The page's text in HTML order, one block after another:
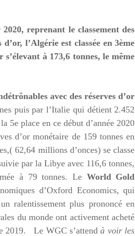
reprenant le classement des
l’Algérie est classée en 3ème
à 173,6 tonnes, le même
avec des réserves d’or
puis par l’Italie qui détient 2.452
5e place en ce début d’année 2020
d’or monétaire de 159 tonnes en
62,64 millions d’onces) se classe
par la Libye avec 116,6 tonnes,
à 79 tonnes. LeWorld Gold
d’Oxford Economics, qui
ralentissement plus prononcé en
du monde ont activement acheté
2019. Le WGC s’attend à voir les